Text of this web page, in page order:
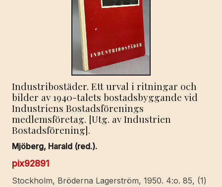
Industribostäder. Ett urval i ritningar och
bilder av 1940-talets bostadsbyggande vid
Industriens Bostadsförenings
medlemsföretag. [Utg. av Industrien
Bostadsförening].
Mjöberg, Harald (red.).
pix92891
Stockholm, Bröderna Lagerström, 1950. 4:o. 85, (1)